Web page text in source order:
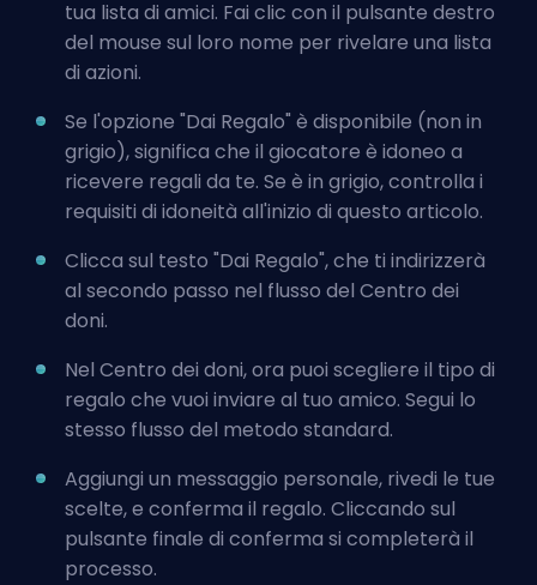
tua lista di amici. Fai clic con il pulsante destro
del mouse sul loro nome per rivelare una lista
di azioni.
Se l'opzione "Dai Regalo" è disponibile (non in
grigio), significa che il giocatore è idoneo a
ricevere regali da te. Se è in grigio, controlla i
requisiti di idoneità all'inizio di questo articolo.
Clicca sul testo "Dai Regalo", che ti indirizzerà
al secondo passo nel flusso del Centro dei
doni.
Nel Centro dei doni, ora puoi scegliere il tipo di
regalo che vuoi inviare al tuo amico. Segui lo
stesso flusso del metodo standard.
Aggiungi un messaggio personale, rivedi le tue
scelte, e conferma il regalo. Cliccando sul
pulsante finale di conferma si completerà il
processo.